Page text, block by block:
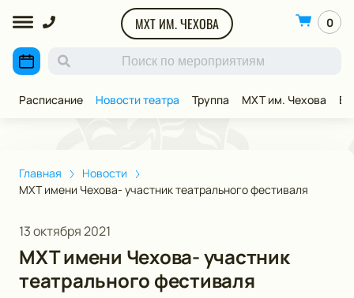
МХТ ИМ. ЧЕХОВА 0
Расписание Новости театра Труппа МХТ им. Чехова
Главная
Новости
МХТ имени Чехова- участник театрального фестиваля
13 октября 2021
МХТ имени Чехова- участник
театрального фестиваля